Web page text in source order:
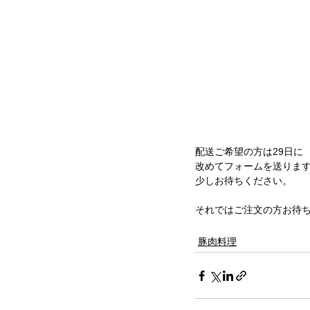
配送ご希望の方は29日に
改めてフォームを送りま
少しお待ちください。
それではご注文の方お待
豚肉料理